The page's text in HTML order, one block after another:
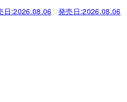
日:2026.08.06 発売日:2026.08.06